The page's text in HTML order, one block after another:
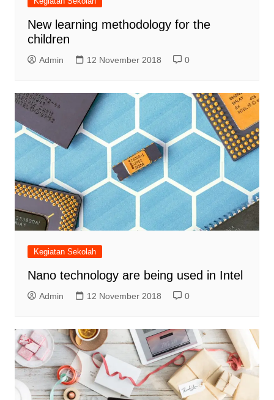
New learning methodology for the
children
Admin 12 November 2018 0
Kegiatan Sekolah
Nano technology are being used in Intel
Admin 12 November 2018 0